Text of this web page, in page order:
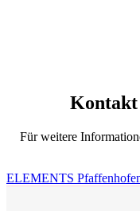
Kontakt
Für weitere
ELEMENTS